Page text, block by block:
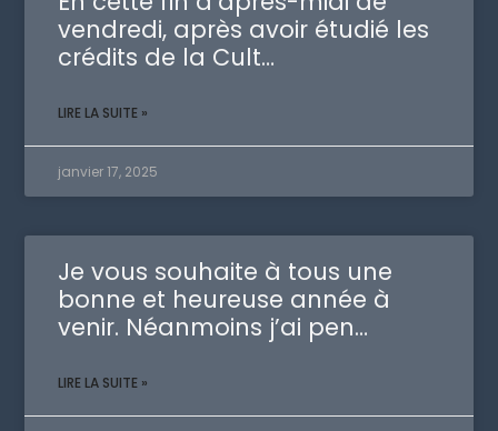
vendredi, après avoir étudié les
crédits de la Cult…
LIRE LA SUITE »
janvier 17, 2025
Je vous souhaite à tous une
bonne et heureuse année à
venir. Néanmoins j’ai pen…
LIRE LA SUITE »